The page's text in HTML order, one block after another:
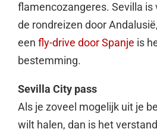
flamencozangeres. Sevilla is
de rondreizen door
een fly-drive door Spanje is
bestemming.
Sevilla City pass
Als je zoveel mogelijk uit je
wilt halen, dan is het